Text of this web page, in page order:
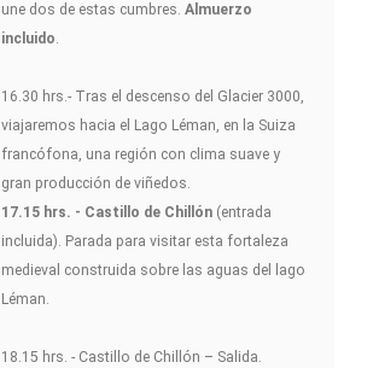
une dos de estas cumbres. Almuerzo
incluido.
16.30 hrs.- Tras el descenso del Glacier 3000,
viajaremos hacia el Lago Léman, en la Suiza
francófona, una región con clima suave y
gran producción de viñedos.
17.15 hrs. - Castillo de Chillón (entrada
incluida). Parada para visitar esta fortaleza
medieval construida sobre las aguas del lago
Léman.
18.15 hrs. - Castillo de Chillón – Salida.